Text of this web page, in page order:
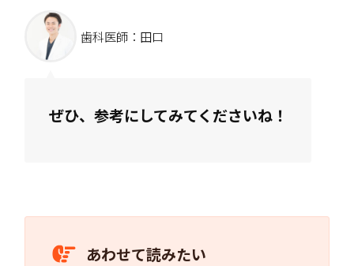
歯科医師：田口
ぜひ、参考にしてみてくださいね！
あわせて読みたい